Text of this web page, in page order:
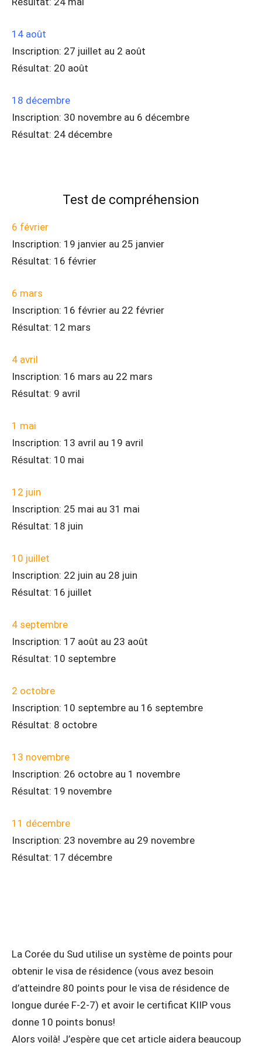
14 août
Inscription: 27 juillet au 2 août
Résultat: 20 août
18 décembre
Inscription: 30 novembre au 6 décembre
Résultat: 24 décembre
Test de compréhension
6 février
Inscription: 19 janvier au 25 janvier
Résultat: 16 février
6 mars
Inscription: 16 février au 22 février
Résultat: 12 mars
4 avril
Inscription: 16 mars au 22 mars
Résultat: 9 avril
1 mai
Inscription: 13 avril au 19 avril
Résultat: 10 mai
12 juin
Inscription: 25 mai au 31 mai
Résultat: 18 juin
10 juillet
Inscription: 22 juin au 28 juin
Résultat: 16 juillet
4 septembre
Inscription: 17 août au 23 août
Résultat: 10 septembre
2 octobre
Inscription: 10 septembre au 16 septembre
Résultat: 8 octobre
13 novembre
Inscription: 26 octobre au 1 novembre
Résultat: 19 novembre
11 décembre
Inscription: 23 novembre au 29 novembre
Résultat: 17 décembre
La Corée du Sud utilise un système de points pour
obtenir le visa de résidence (vous avez besoin
d’atteindre 80 points pour le visa de résidence de
longue durée F-2-7) et avoir le certificat KIIP vous
donne 10 points bonus!
Alors voilà! J’espère que cet article aidera beaucoup